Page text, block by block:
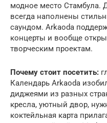
модное место Стамбула.
всегда наполнены
саундом. Arkaoda
концерты и вообще
творческим проектам.
Почему стоит посетить:
Календарь Arkaoda
диджеями из разных
кресла, уютный двор,
коктейльная карта